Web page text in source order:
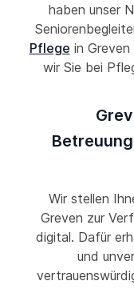
haben unser
Pflege in
wir Sie bei
Wir stellen
Greven zur
digital. Dafür
und